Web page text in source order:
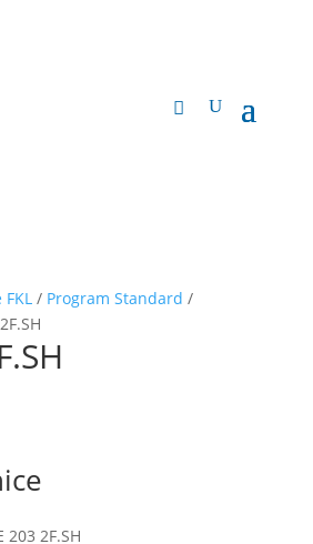
/ Program Standard /
203 2F.SH